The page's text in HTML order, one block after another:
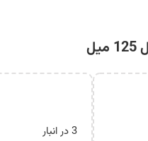
3 در انبار